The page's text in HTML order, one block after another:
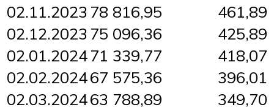
02.11.2023 78 816,95
461,89
02.12.2023 75 096,36
425,89
02.01.202471 339,77
418,07
02.02.202467 575,36
396,01
02.03.202463 788,89
349,70